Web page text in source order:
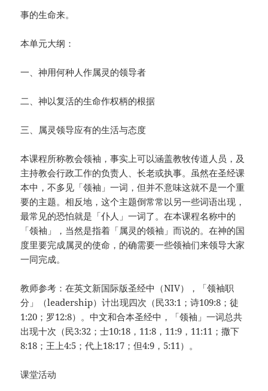
事的生命来。
本单元大纲：
一、神用何种人作属灵的领导者
二、神以复活的生命作权柄的根据
三、属灵领导应有的生活与态度
本课程所称教会领袖，事实上可以涵盖教牧传道人员，及
主持教会行政工作的负责人、长老或执事。虽然在圣经课
本中，不多见「领袖」一词，但并不意味这就不是一个重
要的主题。相反地，这个主题倒常常以另一些词语出现，
最常见的恐怕就是「仆人」一词了。在本课程名称中的
「领袖」，当然是指着「属灵的领袖」而说的。在神的国
度里要完成属灵的使命，的确需要一些领袖们来领导大家
一同完成。
教师参考：在英文新国际版圣经中（NIV），「领袖职
分」（leadership）计出现四次（民33:1；诗109:8；徒
1:20；罗12:8）。中文和合本圣经中，「领袖」一词总共
出现十次（民3:32；士10:18，11:8，11:9，11:11；撒下
8:18；王上4:5；代上18:17；但4:9，5:11）。
课堂活动